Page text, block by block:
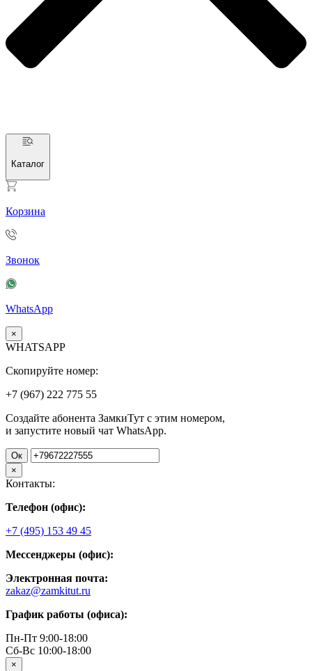
Каталог
Корзина
Звонок
WhatsApp
×
WHATSAPP
Скопируйте номер:
+7 (967) 222 775 55
Создайте абонента ЗамкиТут с этим номером,
и запустите новый чат WhatsApp.
Ок
×
Контакты:
Телефон (офис):
+7 (495) 153 49 45
Мессенджеры (офис):
Электронная почта:
zakaz@zamkitut.ru
График работы (офиса):
Пн-Пт 9:00-18:00
Сб-Вс 10:00-18:00
×